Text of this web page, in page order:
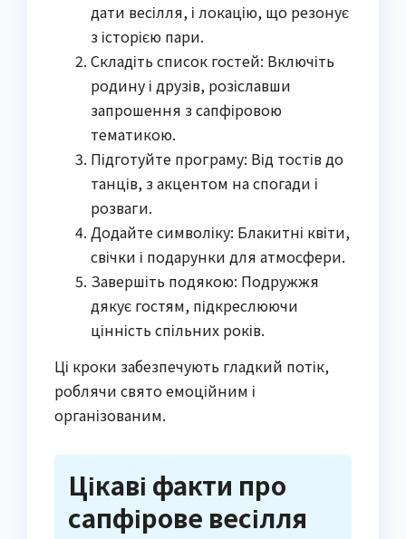
дати весілля, і локацію, що резонує
з історією пари.
Складіть список гостей: Включіть
родину і друзів, розіславши
запрошення з сапфіровою
тематикою.
Підготуйте програму: Від тостів до
танців, з акцентом на спогади і
розваги.
Додайте символіку: Блакитні квіти,
свічки і подарунки для атмосфери.
Завершіть подякою: Подружжя
дякує гостям, підкреслюючи
цінність спільних років.
Ці кроки забезпечують гладкий потік,
роблячи свято емоційним і
організованим.
Цікаві факти про
сапфірове весілля